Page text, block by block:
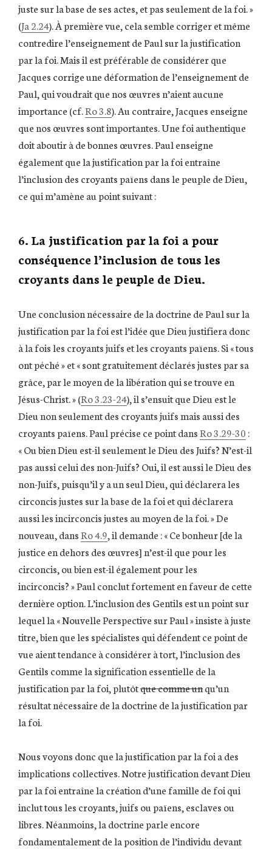
juste sur la base de ses actes, et pas seulement de la foi. »
(Ja 2.24). À première vue, cela semble corriger et même
contredire l’enseignement de Paul sur la justification
par la foi. Mais il est préférable de considérer que
Jacques corrige une déformation de l’enseignement de
Paul, qui voudrait que nos œuvres n’aient aucune
importance (cf.Ro 3.8). Au contraire, Jacques enseigne
que nos œuvres sont importantes. Une foi authentique
doit aboutir à de bonnes œuvres. Paul enseigne
également que la justification par la foi entraîne
l’inclusion des croyants païens dans le peuple de Dieu,
ce qui m’amène au point suivant :
6. La justification par la foi a pour
conséquence l’inclusion de tous les
croyants dans le peuple de Dieu.
Une conclusion nécessaire de la doctrine de Paul sur la
justification par la foi est l’idée que Dieu justifiera donc
à la fois les croyants juifs et les croyants païens. Si « tous
ont péché » et « sont gratuitement déclarés justes par sa
grâce, par le moyen de la libération qui se trouve en
Jésus-Christ. » (Ro 3.23-24), il s’ensuit que Dieu est le
Dieu non seulement des croyants juifs mais aussi des
croyants païens. Paul précise ce point dansRo 3.29-30 :
« Ou bien Dieu est-il seulement le Dieu des Juifs? N’est-il
pas aussi celui des non-Juifs? Oui, il est aussi le Dieu des
non-Juifs, puisqu’il y a un seul Dieu, qui déclarera les
circoncis justes sur la base de la foi et qui déclarera
aussi les incirconcis justes au moyen de la foi. » De
nouveau, dansRo 4.9, il demande : « Ce bonheur [de la
justice en dehors des œuvres] n’est-il que pour les
circoncis, ou bien est-il également pour les
incirconcis? » Paul conclut fortement en faveur de cette
dernière option. L’inclusion des Gentils est un point sur
lequel la « Nouvelle Perspective sur Paul » insiste à juste
titre, bien que les spécialistes qui défendent ce point de
vue aient tendance à considérer à tort, l’inclusion des
Gentils comme la signification essentielle de la
justification par la foi, plutôtque comme unqu’un
résultat nécessaire de la doctrine de la justification par
la foi.
Nous voyons donc que la justification par la foi a des
implications collectives. Notre justification devant Dieu
par la foi entraîne la création d’une famille de foi qui
inclut tous les croyants, juifs ou païens, esclaves ou
libres. Néanmoins, la doctrine parle encore
fondamentalement de la position de l’individu devant